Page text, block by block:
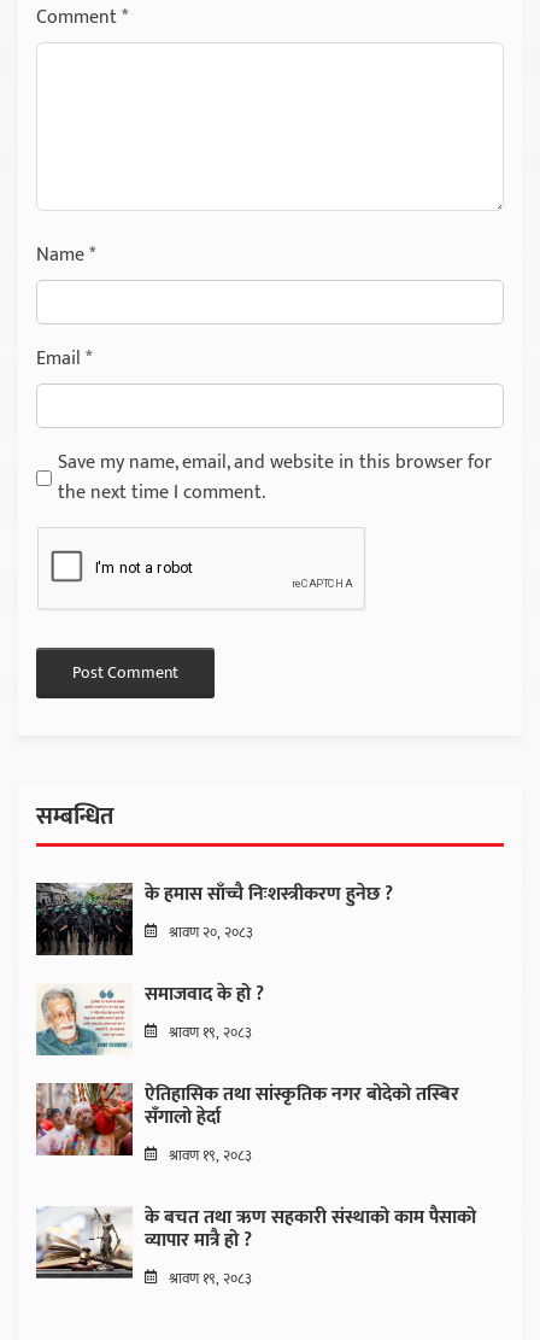
Comment*
Name*
Email*
Save my name, email, and website in this browser for
the next time I comment.
सम्बन्धित
के हमास साँच्चै निःशस्त्रीकरण हुनेछ ?
श्रावण २०, २०८३
समाजवाद के हो ?
श्रावण १९, २०८३
ऐतिहासिक तथा सांस्कृतिक नगर बोदेको तस्बिर
सँगालो हेर्दा
श्रावण १९, २०८३
के बचत तथा ऋण सहकारी संस्थाको काम पैसाको
व्यापार मात्रै हो ?
श्रावण १९, २०८३